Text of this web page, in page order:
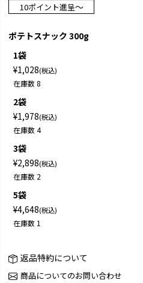
10ポイント進呈〜
ポテトスナック 300g
1袋
¥1,028 税込
在庫数 8
2袋
¥1,978 税込
在庫数4
3袋
¥2,898 税込
在庫数 2
5袋
¥4,648 税込
在庫数 1
返品特約について
商品についてのお問い合わせ